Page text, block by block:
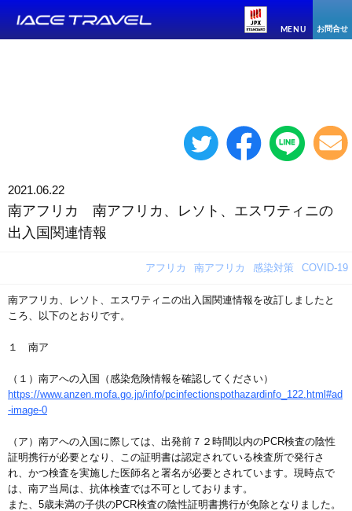
MENU お問合せ
2021.06.22
南アフリカ 南アフリカ、レソト、エスワティニの
出入国関連情報
アフリカ 南アフリカ 感染対策 COVID-19
南アフリカ、レソト、エスワティニの出入国関連情報を改訂しましたと
ころ、以下のとおりです。
１ 南ア
（１）南アへの入国（感染危険情報を確認してください）
https://www.anzen.mofa.go.jp/info/pcinfectionspothazardinfo_122.html#ad
-image-0
（ア）南アへの入国に際しては、出発前７２時間以内のPCR検査の陰性
証明携行が必要となり、この証明書は認定されている検査所で発行さ
れ、かつ検査を実施した医師名と署名が必要とされています。現時点で
は、南ア当局は、抗体検査では不可としております。
また、5歳未満の子供のPCR検査の陰性証明書携行が免除となりました。